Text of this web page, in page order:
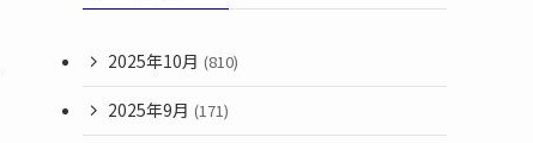
2025年10月 (810)
2025年9月 (171)